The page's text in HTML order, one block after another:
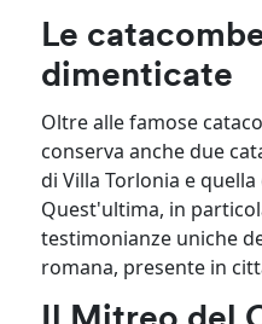
Le
dimenticate
Oltre alle famose
conserva anche due
di Villa Torlonia e
Quest'ultima, in
testimonianze uniche
romana, presente in